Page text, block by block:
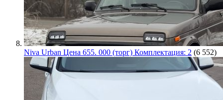
Niva Urban Цена 655. 000 (торг) Комплектация: 2 (6 552)